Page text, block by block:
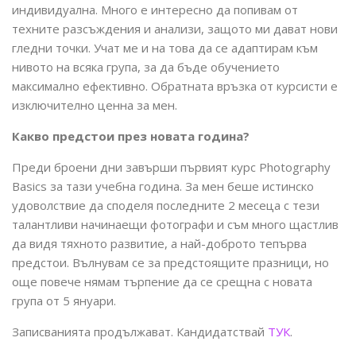
индивидуална. Много е интересно да попивам от
техните разсъждения и анализи, защото ми дават нови
гледни точки. Учат ме и на това да се адаптирам към
нивото на всяка група, за да бъде обучението
максимално ефективно. Обратната връзка от курсисти е
изключително ценна за мен.
Какво предстои през новата година?
Преди броени дни завърши първият курс Photography
Basics за тази учебна година. За мен беше истинско
удоволствие да споделя последните 2 месеца с тези
талантливи начинаещи фотографи и съм много щастлив
да видя тяхното развитие, а най-доброто тепърва
предстои. Вълнувам се за предстоящите празници, но
още повече нямам търпение да се срещна с новата
група от 5 януари.
Записванията продължават. Кандидатствай ТУК.